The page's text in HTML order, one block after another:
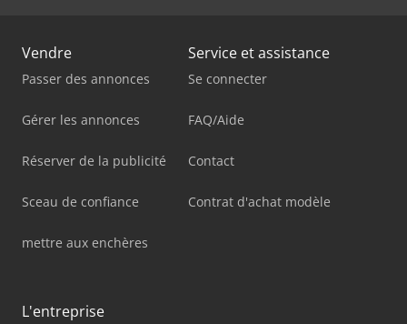
Vendre
Passer des annonces
Gérer les annonces
Réserver de la publicité
Sceau de confiance
mettre aux enchères
Service et assistance
Se connecter
FAQ/Aide
Contact
Contrat d'achat modèle
L'entreprise